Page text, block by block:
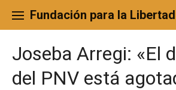
content
Fundación para la Libertad
Joseba Arregi: «El
del PNV está